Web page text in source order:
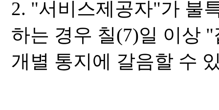
2. "서비스제공자"가 불
하는 경우 칠(7)일 이상
개별 통지에 갈음할 수